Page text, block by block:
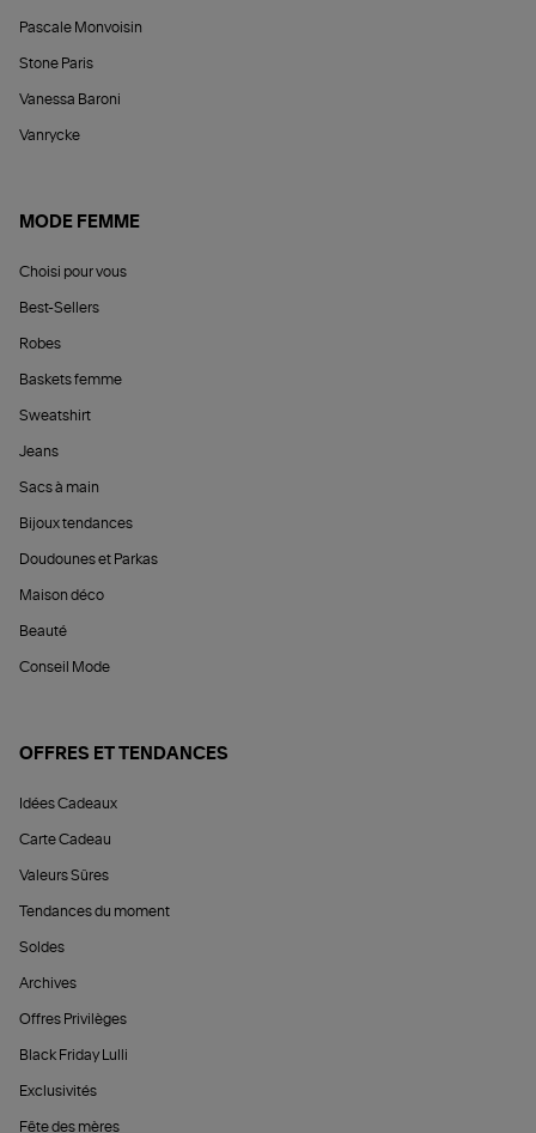
Pascale Monvoisin
Stone Paris
Vanessa Baroni
Vanrycke
MODE FEMME
Choisi pour vous
Best-Sellers
Robes
Baskets femme
Sweatshirt
Jeans
Sacs à main
Bijoux tendances
Doudounes et Parkas
Maison déco
Beauté
Conseil Mode
OFFRES ET TENDANCES
Idées Cadeaux
Carte Cadeau
Valeurs Sûres
Tendances du moment
Soldes
Archives
Offres Privilèges
Black Friday Lulli
Exclusivités
Fête des mères